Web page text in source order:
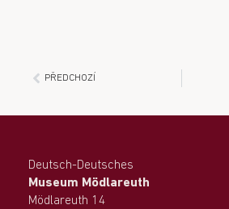
PŘEDCHOZÍ
Deutsch-Deutsches
Museum Mödlareuth
Mödlareuth 14